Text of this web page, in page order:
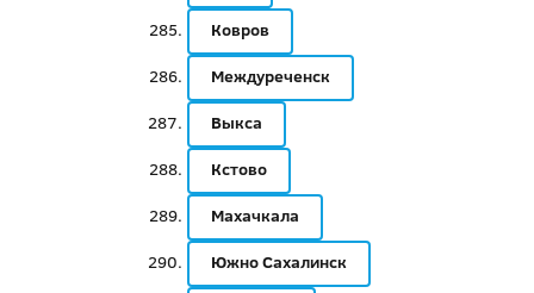
Ковров
Междуреченск
Выкса
Кстово
Махачкала
Южно Сахалинск